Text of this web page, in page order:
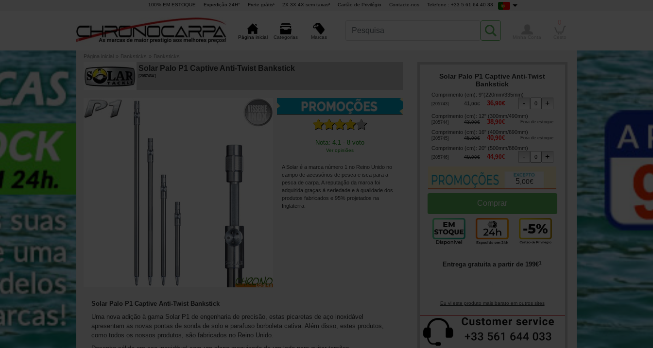
100% EM ESTOQUE Expedição 24H° Frete grátis¹ 2X 3X 4X sem taxas² Cartão de Privilégio Contacte-nos Telefone : +33 5 61 64 40 33
Página inicial Categorias Marcas
Página inicial » Banksticks » Banksticks
Solar Palo P1 Captive Anti-Twist Bankstick
205743A]
Nota: 4.1 - 8 voto
Ver opiniões
A Solar é a marca número 1 no Reino Unido no
campo de acessórios de pesca e isca para a
pesca de carpa. A reputação da marca foi
adquirida graças à seriedade e à qualidade dos
produtos fabricados e 95% projetados na
Inglaterra.
Solar Palo P1 Captive Anti-Twist
Bankstick
Comprimento (cm): 9"(220mm/335mm)
205743 ] 41,90€ 36,90€
Comprimento (cm): 12" (300mm/490mm)
205744] 43,90€ 38,90€ Fora de estoque
Comprimento (cm): 16" (400mm/690mm)
205745] 45,90€ 40,90€ Fora de estoque
Comprimento (cm): 20" (500mm/880mm)
205746] 49,90€ 44,90€
5,00€
Entrega gratuita a partir de 199€1
Eu vi este produto mais barato em outros sites
Solar Palo P1 Captive Anti-Twist Bankstick
Uma nova adição à gama Solar P1 de engenharia de precisão, estas picaretas de aço inoxidável
apresentam as novas pontas de sonda de solo e parafuso borboleta cativa. Além disso, estes produtos,
como todos os nossos produtos, são fabricados no Reino Unido.